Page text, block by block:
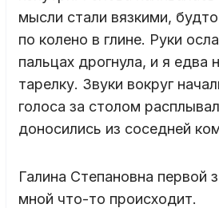
мысли стали вязкими,
по колено в глине. Руки
пальцах дрогнула, и я едва
тарелку. Звуки вокруг
голоса за столом
доносились из соседней
Галина Степановна первой
мной что-то происходит.